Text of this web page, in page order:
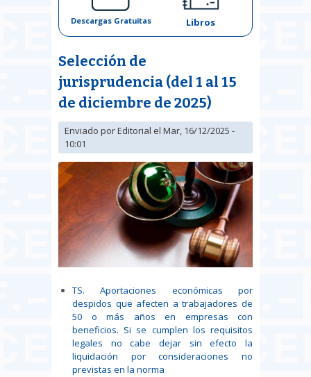
Descargas Gratuitas Libros
Selección de
jurisprudencia (del 1 al 15
de diciembre de 2025)
Enviado porEditorial el Mar, 16/12/2025 -
10:01
TS. Aportaciones económicas por
despidos que afecten a trabajadores de
50 o más años en empresas con
beneficios. Si se cumplen los requisitos
legales no cabe dejar sin efecto la
liquidación por consideraciones no
previstas en la norma